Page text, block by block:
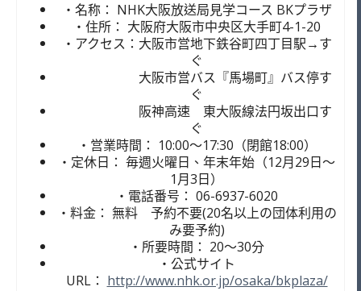
・名称： NHK大阪放送局見学コース BKプラザ
・住所： 大阪府大阪市中央区大手町4-1-20
・アクセス：大阪市営地下鉄谷町四丁目駅→す
ぐ
大阪市営バス『馬場町』バス停す
ぐ
阪神高速 東大阪線法円坂出口す
ぐ
・営業時間： 10:00～17:30（閉館18:00）
・定休日： 毎週火曜日、年末年始（12月29日～
1月3日）
・電話番号： 06-6937-6020
・料金： 無料 予約不要(20名以上の団体利用の
み要予約)
・所要時間： 20～30分
・公式サイト
URL： http://www.nhk.or.jp/osaka/bkplaza/